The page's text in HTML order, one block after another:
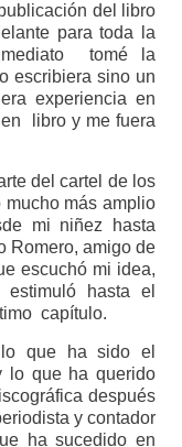
del libro
para toda la
tomé la
escribiera sino un
experiencia en
libro y me fuera
del cartel de los
más amplio
mi niñez hasta
Romero, amigo de
escuchó mi idea,
hasta el
capítulo.
que ha sido el
lo que ha querido
después
y contador
ha sucedido en